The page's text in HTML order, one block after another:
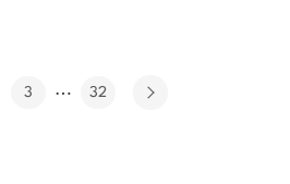
3 … 32